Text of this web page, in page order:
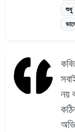
শুধু
নয়